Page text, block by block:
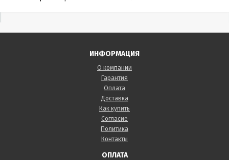
ИНФОРМАЦИЯ
О компании
Гарантия
Оплата
Доставка
Как купить
Согласие
Политика
Контакты
ОПЛАТА